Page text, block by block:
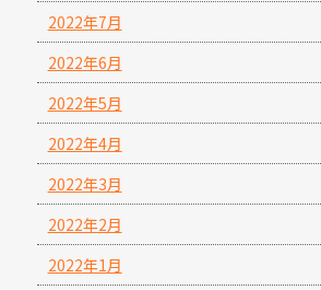
2022年7月
2022年6月
2022年5月
2022年4月
2022年3月
2022年2月
2022年1月